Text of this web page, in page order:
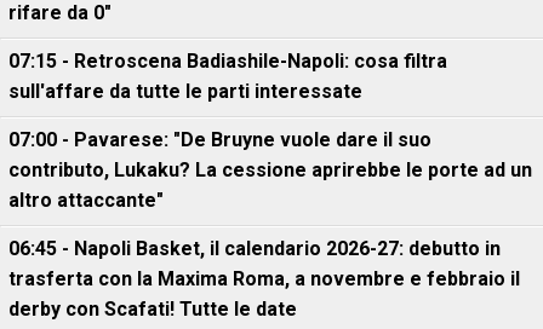
rifare da 0"
07:15 - Retroscena Badiashile-Napoli: cosa filtra
sull'affare da tutte le parti interessate
07:00 - Pavarese: "De Bruyne vuole dare il suo
contributo, Lukaku? La cessione aprirebbe le porte ad un
altro attaccante"
06:45 - Napoli Basket, il calendario 2026-27: debutto in
trasferta con la Maxima Roma, a novembre e febbraio il
derby con Scafati! Tutte le date